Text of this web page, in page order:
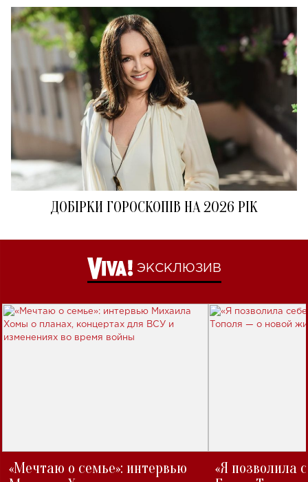
ДОБІРКИ ГОРОСКОПІВ НА 2026 РІК
ЭКСКЛЮЗИВ
«Мечтаю о семье»: интервью
«Я позволила